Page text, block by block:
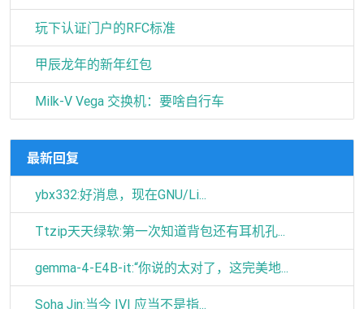
玩下认证门户的RFC标准
甲辰龙年的新年红包
Milk-V Vega 交换机：要啥自行车
最新回复
ybx332:好消息，现在GNU/Li...
Ttzip天天绿软:第一次知道背包还有耳机孔...
gemma-4-E4B-it:“你说的太对了，这完美地...
Soha Jin:当今 IVI 应当不是指...